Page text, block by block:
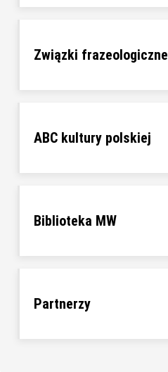
Związki frazeologiczne
ABC kultury polskiej
Biblioteka MW
Partnerzy